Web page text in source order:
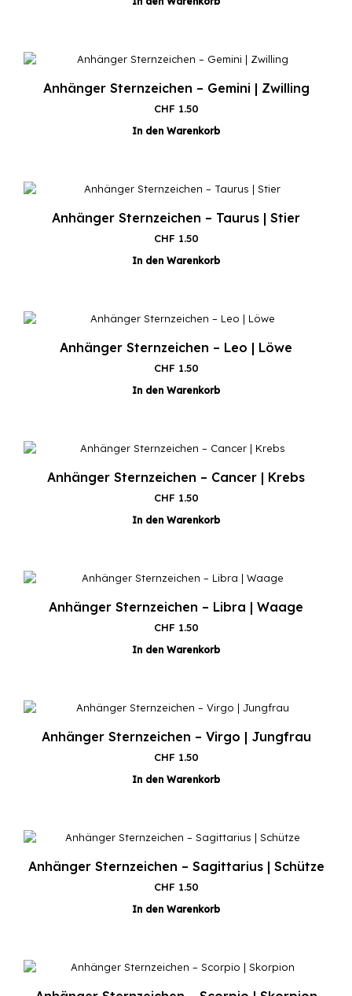
Anhänger Sternzeichen – Gemini | Zwilling
CHF 1.50
In den Warenkorb
Anhänger Sternzeichen – Taurus | Stier
CHF 1.50
In den Warenkorb
Anhänger Sternzeichen – Leo | Löwe
CHF 1.50
In den Warenkorb
Anhänger Sternzeichen – Cancer | Krebs
CHF 1.50
In den Warenkorb
Anhänger Sternzeichen – Libra | Waage
CHF 1.50
In den Warenkorb
Anhänger Sternzeichen – Virgo | Jungfrau
CHF 1.50
In den Warenkorb
Anhänger Sternzeichen – Sagittarius | Schütze
CHF 1.50
In den Warenkorb